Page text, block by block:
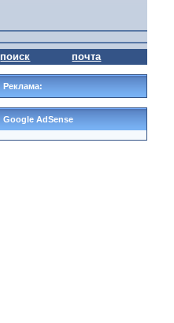
поиск почта
Реклама:
Google AdSense